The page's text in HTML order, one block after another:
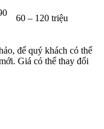
60 – 120 triệu
để quý khách có thể
Giá có thể thay đổi